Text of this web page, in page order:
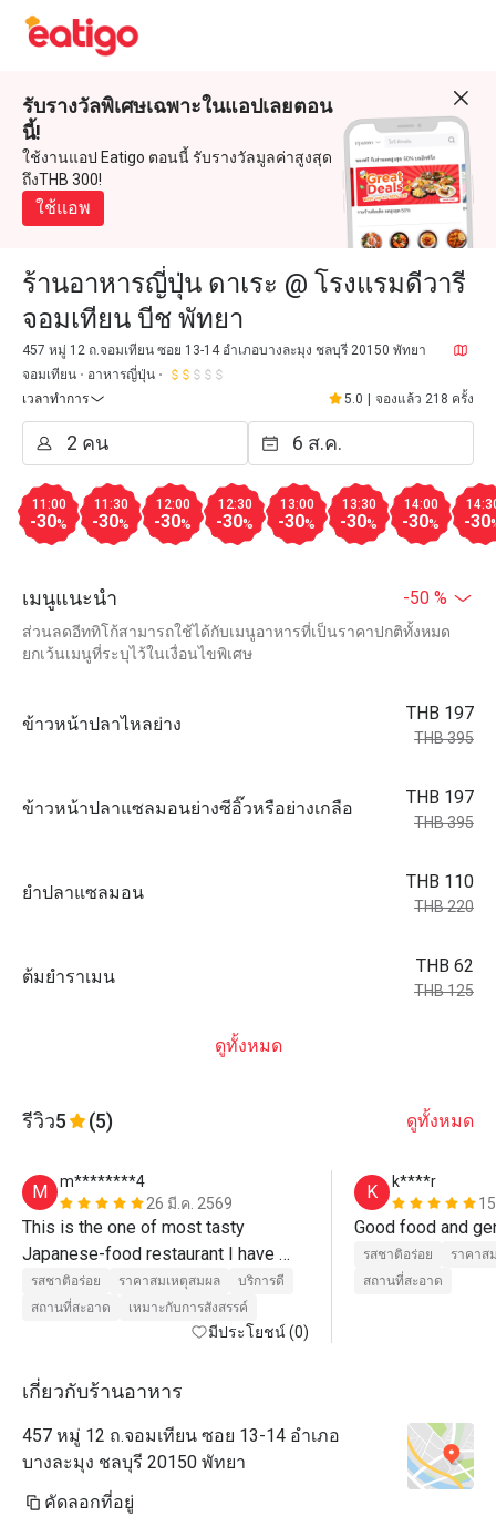
รับรางวัลพิเศษเฉพาะในแอปเลยตอน
นี้!
ใช้งานแอป Eatigo ตอนนี้ รับรางวัลมูลค่าสูงสุด
ถึงTHB 300!
ใช้แอพ
ร้านอาหารญี่ปุ่น ดาเระ @ โรงแรมดีวารี
จอมเทียน บีช พัทยา
457 หมู่ 12 ถ.จอมเทียน ซอย 13-14 อำเภอบางละมุง ชลบุรี 20150 พัทยา
จอมเทียน
อาหารญี่ปุ่น
เวลาทำการ
5.0 จองแล้ว 218 ครั้ง
11:00
-30%
11:30
-30%
12:00
-30%
12:30
-30%
13:00
-30%
13:30
-30%
14:00
-30% -30
เมนูแนะนำ -50 %
ส่วนลดอีททิโก้สามารถใช้ได้กับเมนูอาหารที่เป็นราคาปกติทั้งหมด
ยกเว้นเมนูที่ระบุไว้ในเงื่อนไขพิเศษ
ข้าวหน้าปลาไหลย่าง
THB 197
THB 395
ข้าวหน้าปลาแซลมอนย่างซีอิ๊วหรือย่างเกลือ
THB 197
THB 395
ยำปลาแซลมอน
THB 110
THB 220
ต้มยำราเมน
THB 62
THB 125
ดูทั้งหมด
รีวิว5 (5) ดูทั้งหมด
M
m********4
26 มี.ค. 2569
This is the one of most tasty
Japanese-food restaurant I have
visited. Great food. Recommend.
Even recommend without discount.
один из лучших ресторанов
Берите сет суши —
восхитительный рис и рыба! Ну и
осторожнее с васаби. Здесь он
настоящий — ядерная война
รสชาติอร่อย ราคาสมเหตุสมผล
บริการดี
สถานที่สะอาด
เหมาะกับการสังสรรค์
มีประโยชน์ (0)
K
k****r
รสชาติอร่อย
ราคาส
สถานที่สะอาด
เกี่ยวกับร้านอาหาร
457 หมู่ 12 ถ.จอมเทียน ซอย 13-14 อำเภอ
บางละมุง ชลบุรี 20150 พัทยา
คัดลอกที่อยู่